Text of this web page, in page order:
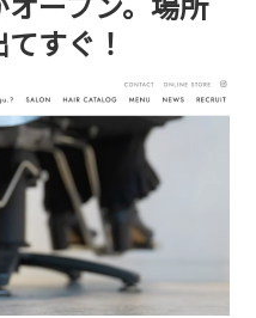
すぐ！